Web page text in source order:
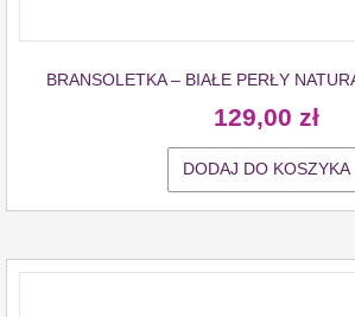
BRANSOLETKA – BIAŁE PERŁY
129,00 zł
DODAJ DO KOSZYKA